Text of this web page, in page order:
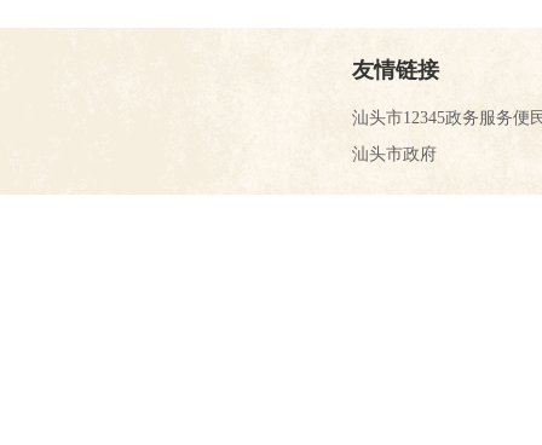
友情链接
汕头市12345政务服务便
汕头市政府